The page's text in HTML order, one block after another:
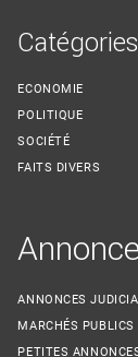
Catégories
ECONOMIE
POLITIQUE
SOCIÉTÉ
FAITS DIVERS
ANNONCES
MARCHÉS PUBLICS
PETITES